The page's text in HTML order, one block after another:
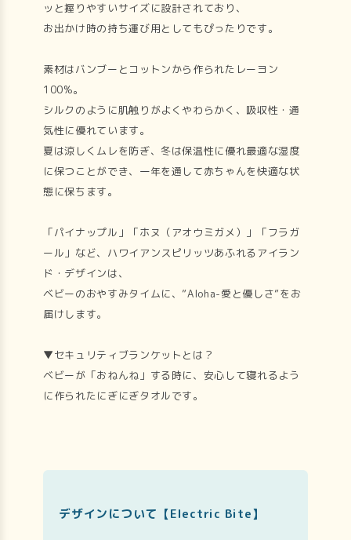
ッと握りやすいサイズに設計されており、
お出かけ時の持ち運び用としてもぴったりです。
素材はバンブーとコットンから作られたレーヨン
100%。
シルクのように肌触りがよくやわらかく、吸収性・通
気性に優れています。
夏は涼しくムレを防ぎ、冬は保温性に優れ最適な湿度
に保つことができ、一年を通して赤ちゃんを快適な状
態に保ちます。
「パイナップル」「ホヌ（アオウミガメ）」「フラガ
ール」など、ハワイアンスピリッツあふれるアイラン
ド・デザインは、
ベビーのおやすみタイムに、”Aloha-愛と優しさ”をお
届けします。
▼セキュリティブランケットとは？
ベビーが「おねんね」する時に、安心して寝れるよう
に作られたにぎにぎタオルです。
デザインについて【Electric Bite】